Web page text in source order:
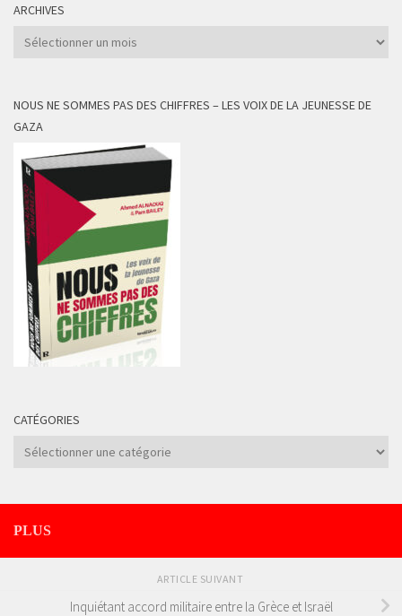
ARCHIVES
Archives
NOUS NE SOMMES PAS DES CHIFFRES – LES VOIX DE LA JEUNESSE DE
GAZA
CATÉGORIES
Catégories
PLUS
ARTICLE SUIVANT
Inquiétant accord militaire entre la Grèce et Israël